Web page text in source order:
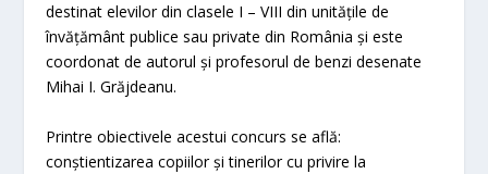
destinat elevilor din clasele I – VIII din unitățile de
învățământ publice sau private din România și este
coordonat de autorul și profesorul de benzi desenate
Mihai I. Grăjdeanu.
Printre obiectivele acestui concurs se află:
conștientizarea copiilor și tinerilor cu privire la